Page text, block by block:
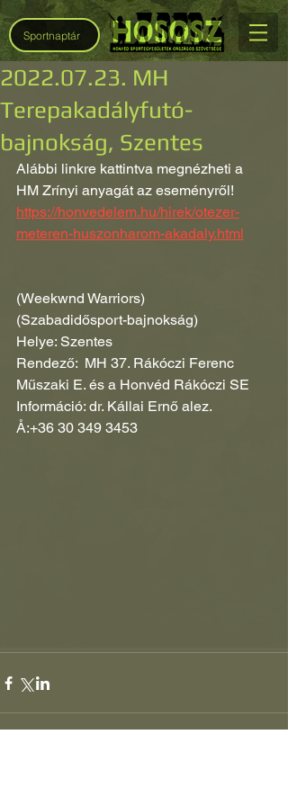
Sportnaptár
2022.07.23. MH
Terepakadályfutó-
bajnokság, Szentes
Alábbi linkre kattintva megnézheti a
HM Zrínyi anyagát az eseményről!
https://honvedelem.hu/hirek/otezer-
meteren-huszonharom-akadaly.html
(Weekwnd Warriors)
(Szabadidősport-bajnokság)
Helye: Szentes
Rendező:  MH 37. Rákóczi Ferenc
Műszaki E. és a Honvéd Rákóczi SE
Információ: dr. Kállai Ernő alez.
Å:+36 30 349 3453